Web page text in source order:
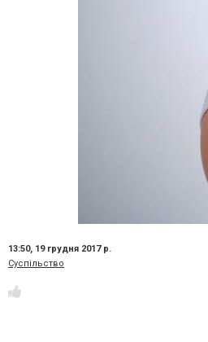
13:50, 19 грудня 2017 р.
Суспільство